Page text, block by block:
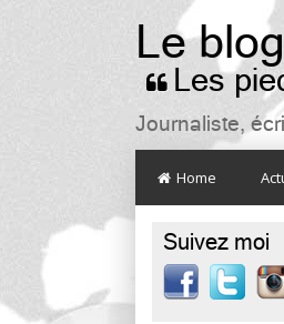
Le
 Les
Journaliste,
Home
Suivez moi